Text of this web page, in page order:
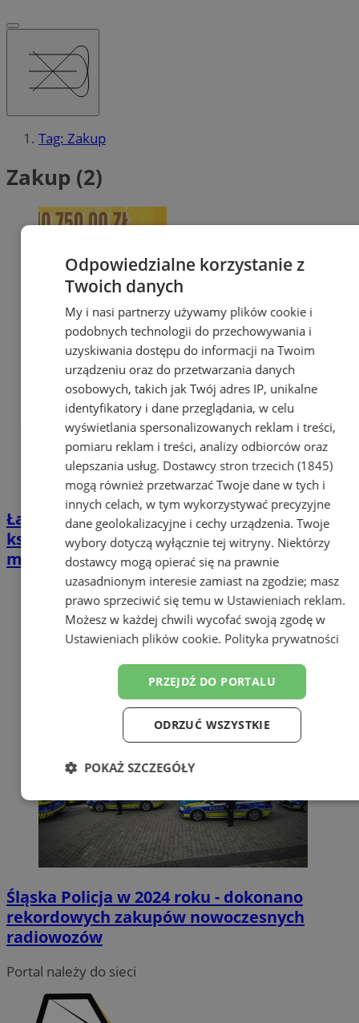
Tag: Zakup
Zakup (2)
Łaziska Górne z dofinansowaniem na
książki! Nowości już wkrótce w bibliotece
miejskiej
Śląska Policja w 2024 roku - dokonano
rekordowych zakupów nowoczesnych
radiowozów
Portal należy do sieci
Odpowiedzialne korzystanie z
Twoich danych
My i nasi partnerzy używamy plików cookie i
podobnych technologii do przechowywania i
uzyskiwania dostępu do informacji na Twoim
urządzeniu oraz do przetwarzania danych
osobowych, takich jak Twój adres IP, unikalne
identyfikatory i dane przeglądania, w celu
wyświetlania spersonalizowanych reklam i treści,
pomiaru reklam i treści, analizy odbiorców oraz
ulepszania usług. Dostawcy stron trzecich (1845)
mogą również przetwarzać Twoje dane w tych i
innych celach, w tym wykorzystywać precyzyjne
dane geolokalizacyjne i cechy urządzenia. Twoje
wybory dotyczą wyłącznie tej witryny. Niektórzy
dostawcy mogą opierać się na prawnie
uzasadnionym interesie zamiast na zgodzie; masz
prawo sprzeciwić się temu w Ustawieniach reklam.
Możesz w każdej chwili wycofać swoją zgodę w
Ustawieniach plików cookie. Polityka prywatności
PRZEJDŹ DO PORTALU
ODRZUĆ WSZYSTKIE
POKAŻ SZCZEGÓŁY
Niezbędne Wydajność Targetowanie
Funkcjonalność Niesklasyfikowane
Niezbędne